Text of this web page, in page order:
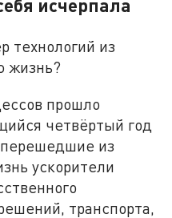
исчерпала
технологий из
жизнь?
прошло
четвёртый год
из
ускорители
транспорта,